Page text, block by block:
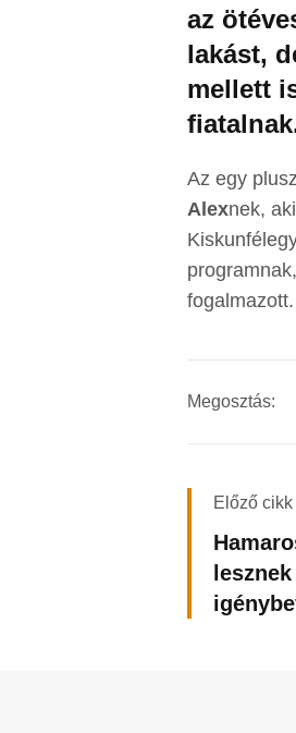
az
lakást,
mellett
Az egy
Alexnek,
fogalmazott.
Megosztás:
Előző cikk